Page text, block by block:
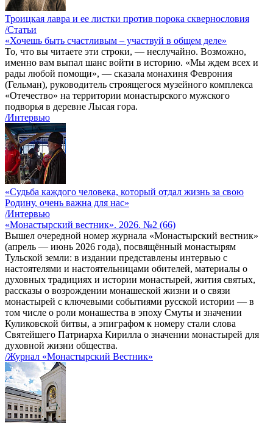
Троицкая лавра и ее листки против порока сквернословия
/Статьи
«Хочешь быть счастливым – участвуй в общем деле»
То, что вы читаете эти строки, — неслучайно. Возможно,
именно вам выпал шанс войти в историю. «Мы ждем всех и
рады любой помощи», — сказала монахиня Феврония
(Гельман), руководитель строящегося музейного комплекса
«Отечество» на территории монастырского мужского
подворья в деревне Лысая гора.
/Интервью
«Судьба каждого человека, который отдал жизнь за свою
Родину, очень важна для нас»
/Интервью
«Монастырский вестник». 2026. №2 (66)
Вышел очередной номер журнала «Монастырский вестник»
(апрель — июнь 2026 года), посвящённый монастырям
Тульской земли: в издании представлены интервью с
настоятелями и настоятельницами обителей, материалы о
духовных традициях и истории монастырей, жития святых,
рассказы о возрождении монашеской жизни и о связи
монастырей с ключевыми событиями русской истории — в
том числе о роли монашества в эпоху Смуты и значении
Куликовской битвы, а эпиграфом к номеру стали слова
Святейшего Патриарха Кирилла о значении монастырей для
духовной жизни общества.
/Журнал «Монастырский Вестник»